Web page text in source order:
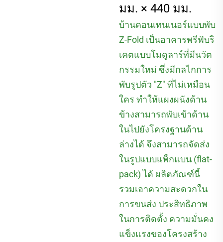
มม. × 440 มม.
บ้านคอนเทนเนอร์แบบพับ
Z-Fold เป็นอาคารพรีฟับริ
เคตแบบโมดูลาร์ที่มีนวัต
กรรมใหม่ ซึ่งมีกลไกการ
พับรูปตัว "Z" ที่ไม่เหมือน
ใคร ทำให้แผงผนังด้าน
ข้างสามารถพับเข้าด้าน
ในไปยังโครงฐานด้าน
ล่างได้ จึงสามารถจัดส่ง
ในรูปแบบแพ็กแบน (flat-
pack) ได้ ผลิตภัณฑ์นี้
รวมเอาความสะดวกใน
การขนส่ง ประสิทธิภาพ
ในการติดตั้ง ความมั่นคง
แข็งแรงของโครงสร้าง